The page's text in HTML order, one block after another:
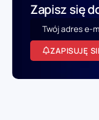
Zapisz się
ZAPISUJĘ